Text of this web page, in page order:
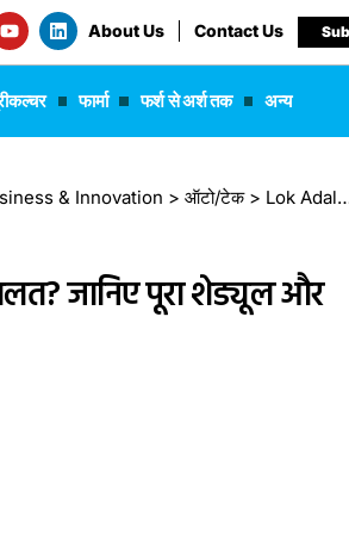
About Us Contact Us
फार्मा फर्श से अर्श तक अन्य
& Innovation > ऑटो/टेक> Lok Adalat 2026: नए साल में कब-कब लगेगी लोक अदालत? जानिए पूरा शेड्यूल और जरूरी जानकारी
जानिए पूरा शेड्यूल और